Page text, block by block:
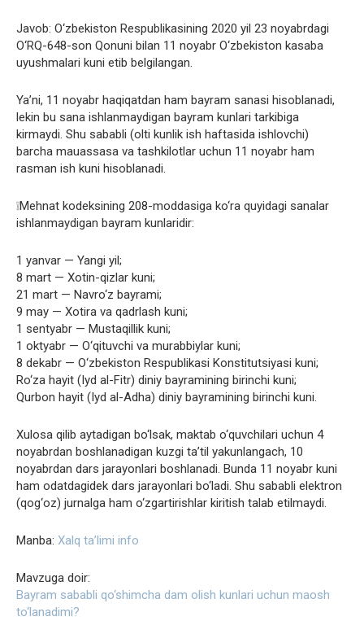
Javob: O‘zbekiston Respublikasining 2020 yil 23 noyabrdagi
O‘RQ-648-son Qonuni bilan 11 noyabr O‘zbekiston kasaba
uyushmalari kuni etib belgilangan.
Ya’ni, 11 noyabr haqiqatdan ham bayram sanasi hisoblanadi,
lekin bu sana ishlanmaydigan bayram kunlari tarkibiga
kirmaydi. Shu sababli (olti kunlik ish haftasida ishlovchi)
barcha mauassasa va tashkilotlar uchun 11 noyabr ham
rasman ish kuni hisoblanadi.
❕Mehnat kodeksining 208-moddasiga ko‘ra quyidagi sanalar
ishlanmaydigan bayram kunlaridir:
1 yanvar — Yangi yil;
8 mart — Xotin-qizlar kuni;
21 mart — Navro‘z bayrami;
9 may — Xotira va qadrlash kuni;
1 sentyabr — Mustaqillik kuni;
1 oktyabr — O‘qituvchi va murabbiylar kuni;
8 dekabr — O‘zbekiston Respublikasi Konstitutsiyasi kuni;
Ro‘za hayit (Iyd al-Fitr) diniy bayramining birinchi kuni;
Qurbon hayit (Iyd al-Adha) diniy bayramining birinchi kuni.
Xulosa qilib aytadigan bo‘lsak, maktab o‘quvchilari uchun 4
noyabrdan boshlanadigan kuzgi ta’til yakunlangach, 10
noyabrdan dars jarayonlari boshlanadi. Bunda 11 noyabr kuni
ham odatdagidek dars jarayonlari bo‘ladi. Shu sababli elektron
(qog‘oz) jurnalga ham o‘zgartirishlar kiritish talab etilmaydi.
Manba: Xalq ta’limi info
Mavzuga doir:
Bayram sababli qo‘shimcha dam olish kunlari uchun maosh
to‘lanadimi?